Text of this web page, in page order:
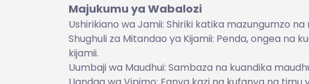
Majukumu ya Wabalozi
Ushirikiano wa Jamii: Shiriki katika mazungumzo na
Shughuli za Mitandao ya Kijamii: Penda, ongea na
kijamii.
Uumbaji wa Maudhui: Sambaza na kuandika